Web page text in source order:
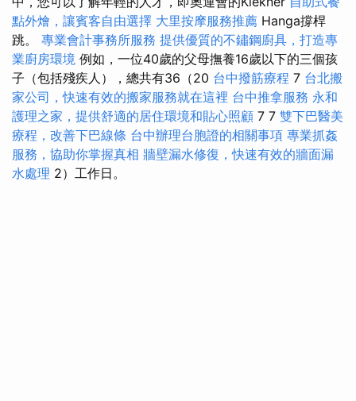
點外燴，讓賓客自由選擇 大里按摩服務推薦 Hanga撐桿
跳。 專業會計事務所服務 提供優質的不鏽鋼廚具，打造專
業廚房環境 例如，一位40歲的父母撫養16歲以下的三個孩
子（包括殘疾人），總共有36（20 台中撥筋療程 7 台北搬
家公司，快速有效的搬家服務就在這裡 台中推拿服務 永和
護理之家，提供舒適的居住環境和貼心照顧 7 7 雙下巴醫美
療程，改善下巴線條 台中辦理台胞證的相關事項 專業抓姦
服務，協助你掌握真相 牆壁漏水修復，快速有效的牆面漏
水處理 2）工作日。